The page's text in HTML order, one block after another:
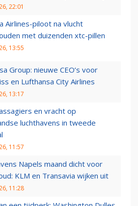
22:01
Airlines-piloot na vlucht
met duizenden xtc-pillen
13:55
Group: nieuwe CEO’s voor
en Lufthansa City Airlines
13:17
en vracht op
luchthavens in tweede
11:57
Napels maand dicht voor
KLM en Transavia wijken uit
11:28